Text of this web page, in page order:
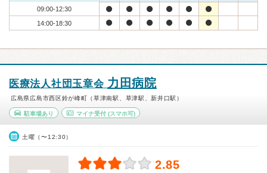
09:00-12:30
14:00-18:30
医療法人社団玉章会 力田病院
広島県広島市西区鈴が峰町（草津南駅、草津駅、新井口駅）
駐車場あり マイナ受付(スマホ可)
土曜（〜12:30）
2.85